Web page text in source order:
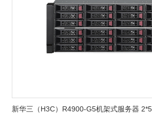
新华三（H3C）R4900-G5机架式服务器